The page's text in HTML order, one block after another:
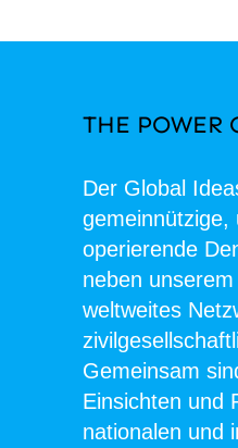
THE POWER
Der Global
gemeinnützige,
operierende
neben
weltweites
Gemeinsam
Einsichten und
nationalen und